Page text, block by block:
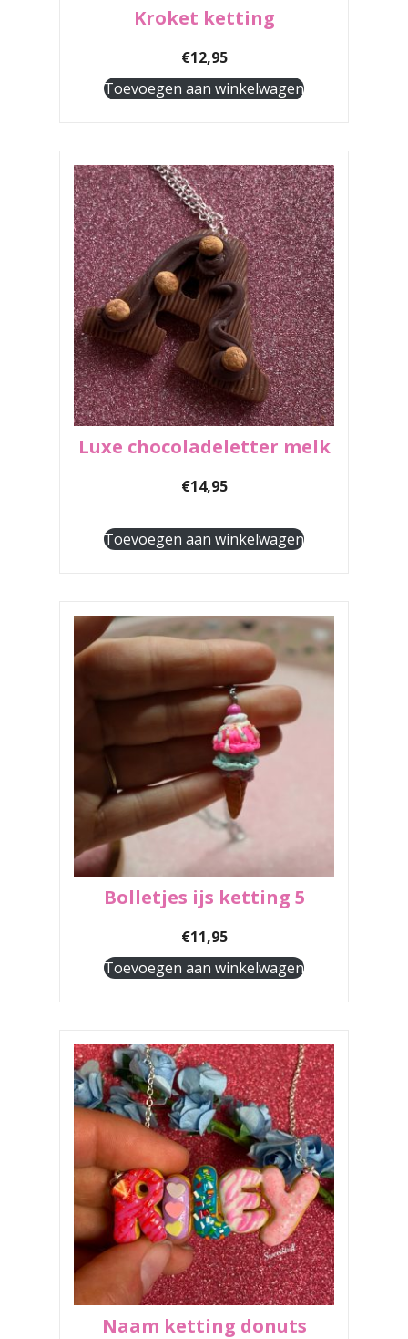
Kroket ketting
€12,95
Toevoegen aan winkelwagen
Luxe chocoladeletter melk
€14,95
Toevoegen aan winkelwagen
Bolletjes ijs ketting 5
€11,95
Toevoegen aan winkelwagen
Naam ketting donuts